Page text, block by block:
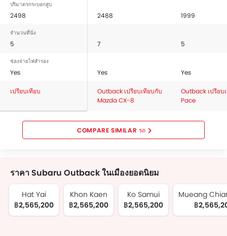
ไฟฟ้า and ถังน้ำมันออกแบบให้อยู่กลางตัวรถ.
If we talk about the exterior features then it include
ระบบปรับไฟหน้า สูง / ต่ำ, ไฟตัดหมอกหน้า, ด้านหลังไฟตัด
หมอก, กระจกมองข้างปรับไฟฟ้า, ระบบปัดน้ำฝนอัตโนมัติ, ระบบ
หลัง, ซันรูฟ, กระจกมองข้างพร้อมไฟเลี้ยวในตัว, เสาอากาศวิทยุ
แบบฝัง, สั้น หรือครีบฉลาม, ราวหลังคา and ฝาถังน้ำมันปลดล็อก
The safety features of the Model includes the ระบบ
ขับ, ถุงลมฝั่งคนนั่ง, ถุงลมด้านข้างคู่หน้า, ล็อกประตูป้องกันเด็ก,
ระบบป้องกันล้อล็อก, ระบบเสริมแรงเบรก, ระบบกระจายแรง
เบรก, ระบบช่วยควบคุมการทรงตัวขณะเข้าโค้ง, เข็มขัดนิรภัย
กล้องส่องภาพด้านหลัง, สัญญาณกะระยะถอยหลัง, เซ็นเซอร์ตรวจ
เตือนประตู และฝากระโปรงท้าย.
The Outback Competitors are:Mazda CX-8
Jaguar E-
Pace,Mercedes-Benz GLA, BMW X1andGWM Tank 500.
ปริมาตรกระบอกสูบ
2498 2488 1999
จำนวนที่นั่ง
5 7 5
ช่องจ่ายไฟสำรอง
Yes Yes Yes
เปรียบเทียบ
Outback เปรียบเทียบกับ
Mazda CX-8
Outback เปรียบ
Pace
COMPARE SIMILAR รถ
ราคา Subaru Outback ในเมืองยอดนิยม
Hat Yai
฿2,565,200
Khon Kaen
฿2,565,200
Ko Samui
฿2,565,200
Mueang
฿